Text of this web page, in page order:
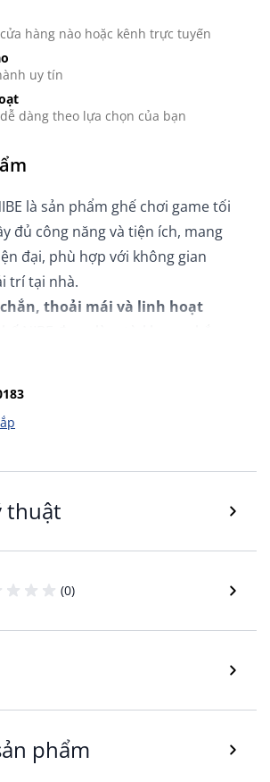
hàng nào hoặc kênh trực tuyến
uy tín
dàng theo lựa chọn của bạn
là sản phẩm ghế chơi game tối
đủ công năng và tiện ích, mang
đại, phù hợp với không gian
trí tại nhà.
chắn, thoải mái và linh hoạt
lực tốt, đảm bảo ổn định trong
tinh tế, mang lại sự êm ái, thoải
Trang bị gối tựa cổ và gối
tháo rời hoặc điều chỉnh linh
thế ngồi chuẩn, giảm mỏi khi
thuật
(0)
phẩm